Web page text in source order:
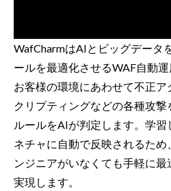
WafCharmはAIとビッグデータ
ールを最適化させるWAF自動運
お客様の環境にあわせて不正
クリプティングなどの各種攻
ルールをAIが判定します。学
ネチャに自動で反映されるた
ンジニアがいなくても手軽に最
実現します。